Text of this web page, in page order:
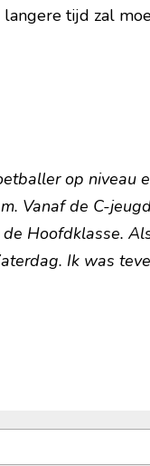
langere tijd zal
op niveau
Vanaf de C-
Hoofdklasse.
Ik was